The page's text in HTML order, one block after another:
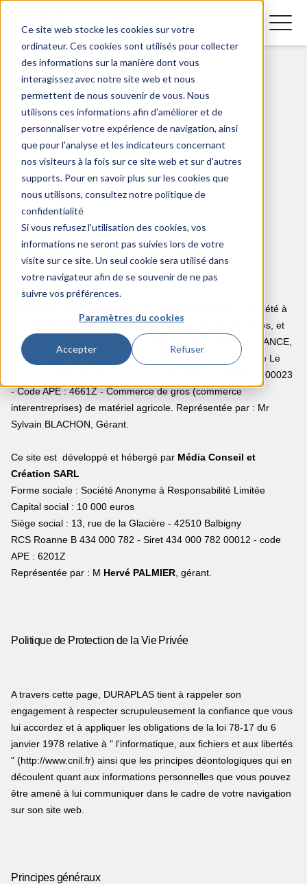
Ce site web stocke les cookies sur votre
ordinateur. Ces cookies sont utilisés pour collecter
des informations sur la manière dont vous
interagissez avec notre site web et nous
permettent de nous souvenir de vous. Nous
utilisons ces informations afin d'améliorer et de
personnaliser votre expérience de navigation, ainsi
que pour l'analyse et les indicateurs concernant
nos visiteurs à la fois sur ce site web et sur d'autres
supports. Pour en savoir plus sur les cookies que
nous utilisons, consultez notre politique de
confidentialité
Si vous refusez l'utilisation des cookies, vos
informations ne seront pas suivies lors de votre
visite sur ce site. Un seul cookie sera utilisé dans
votre navigateur afin de se souvenir de ne pas
suivre vos préférences.
Paramètres du cookies
Accepter Refuser
Mentions Légales
Notre contenu
, SARL (société à
responsabilité limitée) au capital social de 380.000,00 euros, et
dont le siège social est ZA de Leygat - 43190 TENCE - FRANCE,
immatriculée au Registre du Commerce et des Sociétés de Le
Puy, sous le N° B 490 055 142 - N° de SIRET : 49005514200023
- Code APE : 4661Z - Commerce de gros (commerce
interentreprises) de matériel agricole. Représentée par : Mr
Sylvain BLACHON, Gérant.
Ce site est développé et hébergé par Média Conseil et
Création SARL
Forme sociale : Société Anonyme à Responsabilité Limitée
Capital social : 10 000 euros
Siège social : 13, rue de la Glacière - 42510 Balbigny
RCS Roanne B 434 000 782 - Siret 434 000 782 00012 - code
APE : 6201Z
Représentée par : M Hervé PALMIER, gérant.
Politique de Protection de la Vie Privée
A travers cette page, DURAPLAS tient à rappeler son
engagement à respecter scrupuleusement la confiance que vous
lui accordez et à appliquer les obligations de la loi 78-17 du 6
janvier 1978 relative à " l'informatique, aux fichiers et aux libertés
" (http://www.cnil.fr) ainsi que les principes déontologiques qui en
découlent quant aux informations personnelles que vous pouvez
être amené à lui communiquer dans le cadre de votre navigation
sur son site web.
Principes généraux